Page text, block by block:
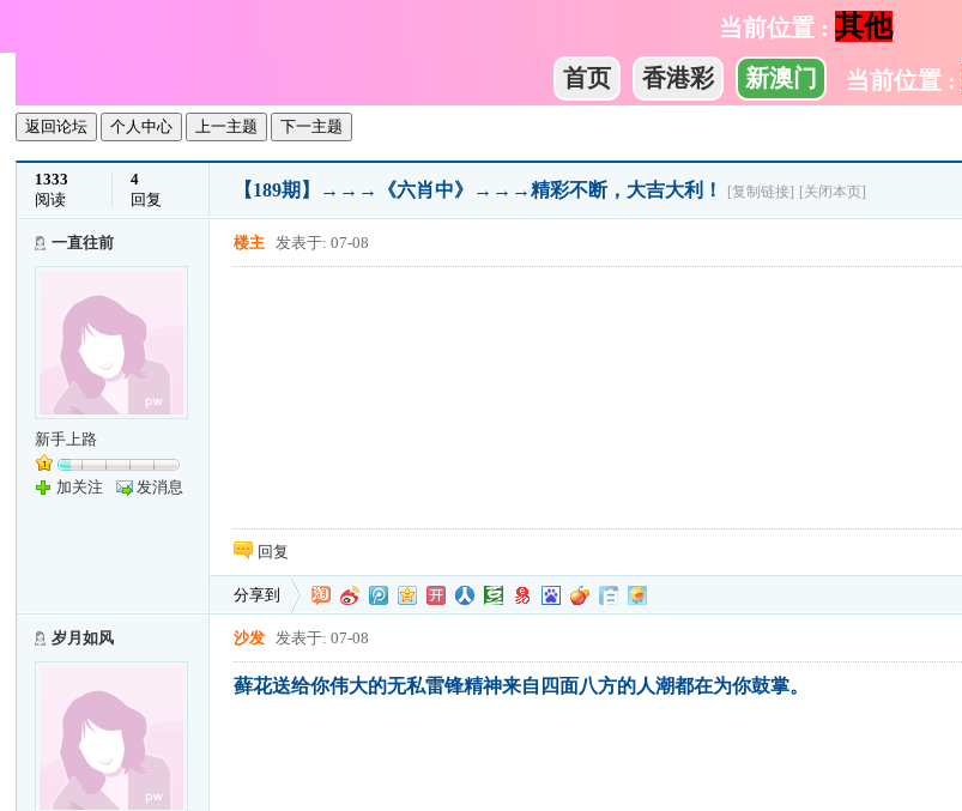
当前位置 : 其他
首页 香港彩 新澳门 当前位置 :
返回论坛 个人中心 上一主题 下一主题
1333
阅读
4
回复
【189期】→→→《六肖中》→→→精彩不断，大吉大利！ [复制链接] [关闭本页]
一直往前
新手上路
加关注 发消息
楼主 发表于: 07-08
回复
分享到
岁月如风 沙发 发表于: 07-08
藓花送给你伟大的无私雷锋精神来自四面八方的人潮都在为你鼓掌。